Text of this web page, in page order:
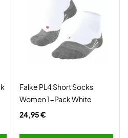
Falke PL4 Short Socks
Women 1-Pack White
24,95 €